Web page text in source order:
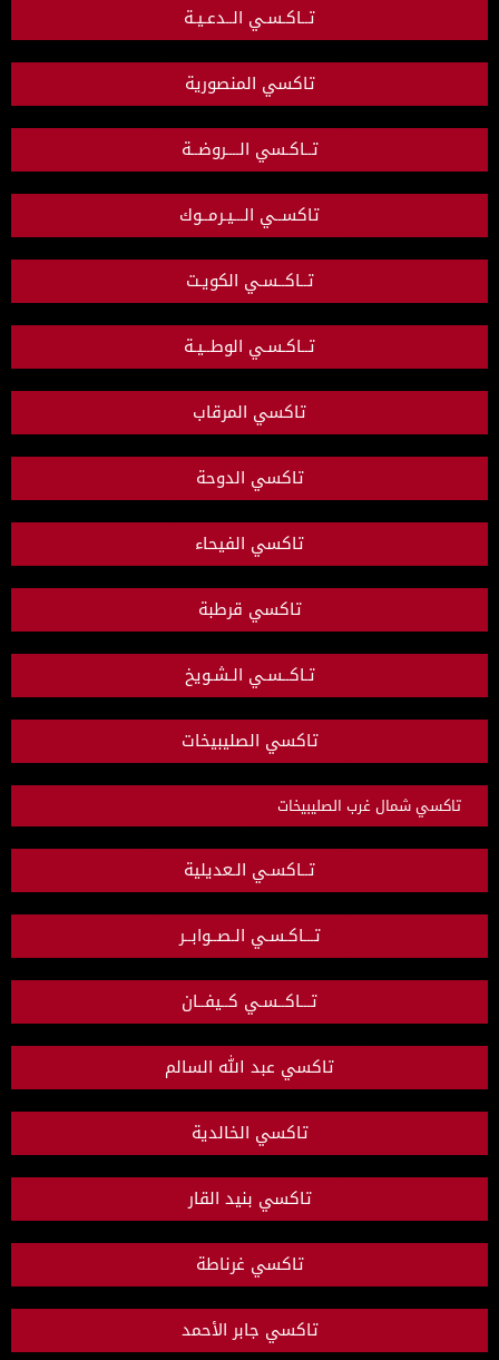
تــاكـسـي الــدعـيـة
تاكسي المنصورية
تــاكـسي الــــروضــة
تاكســي الـــيـرمــوك
تــاكــسـي الكويـت
تــاكـسـي الوطــيـة
تاكسي المرقاب
تاكسي الدوحة
تاكسي الفيحاء
تاكسي قرطبة
تـاكــسـي الـشـويخ
تاكسي الصليبيخات
تاكسي شمال غرب الصليبيخات
تــاكسـي الـعديلية
تـــاكـسـي الـصــوابــر
تـــاكــسـي كــيفــان
تاكسي عبد الله السالم
تاكسي الخالدية
تاكسي بنيد القار
تاكسي غرناطة
تاكسي جابر الأحمد